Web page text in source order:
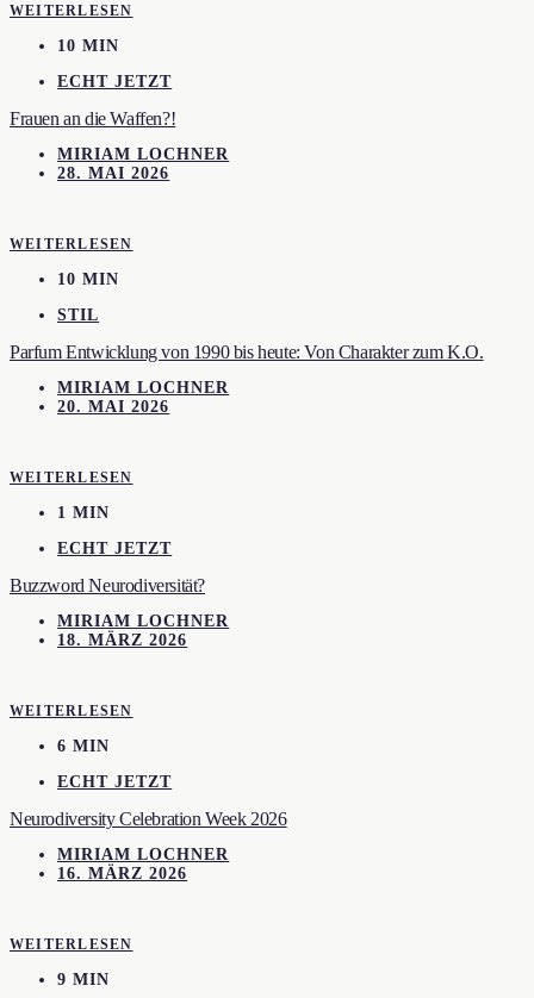
WEITERLESEN
10 MIN
ECHT JETZT
Frauen an die Waffen?!
MIRIAM LOCHNER
28. MAI 2026
WEITERLESEN
10 MIN
STIL
Parfum Entwicklung von 1990 bis heute: Von Charakter zum K.O.
MIRIAM LOCHNER
20. MAI 2026
WEITERLESEN
1 MIN
ECHT JETZT
Buzzword Neurodiversität?
MIRIAM LOCHNER
18. MÄRZ 2026
WEITERLESEN
6 MIN
ECHT JETZT
Neurodiversity Celebration Week 2026
MIRIAM LOCHNER
16. MÄRZ 2026
WEITERLESEN
9 MIN